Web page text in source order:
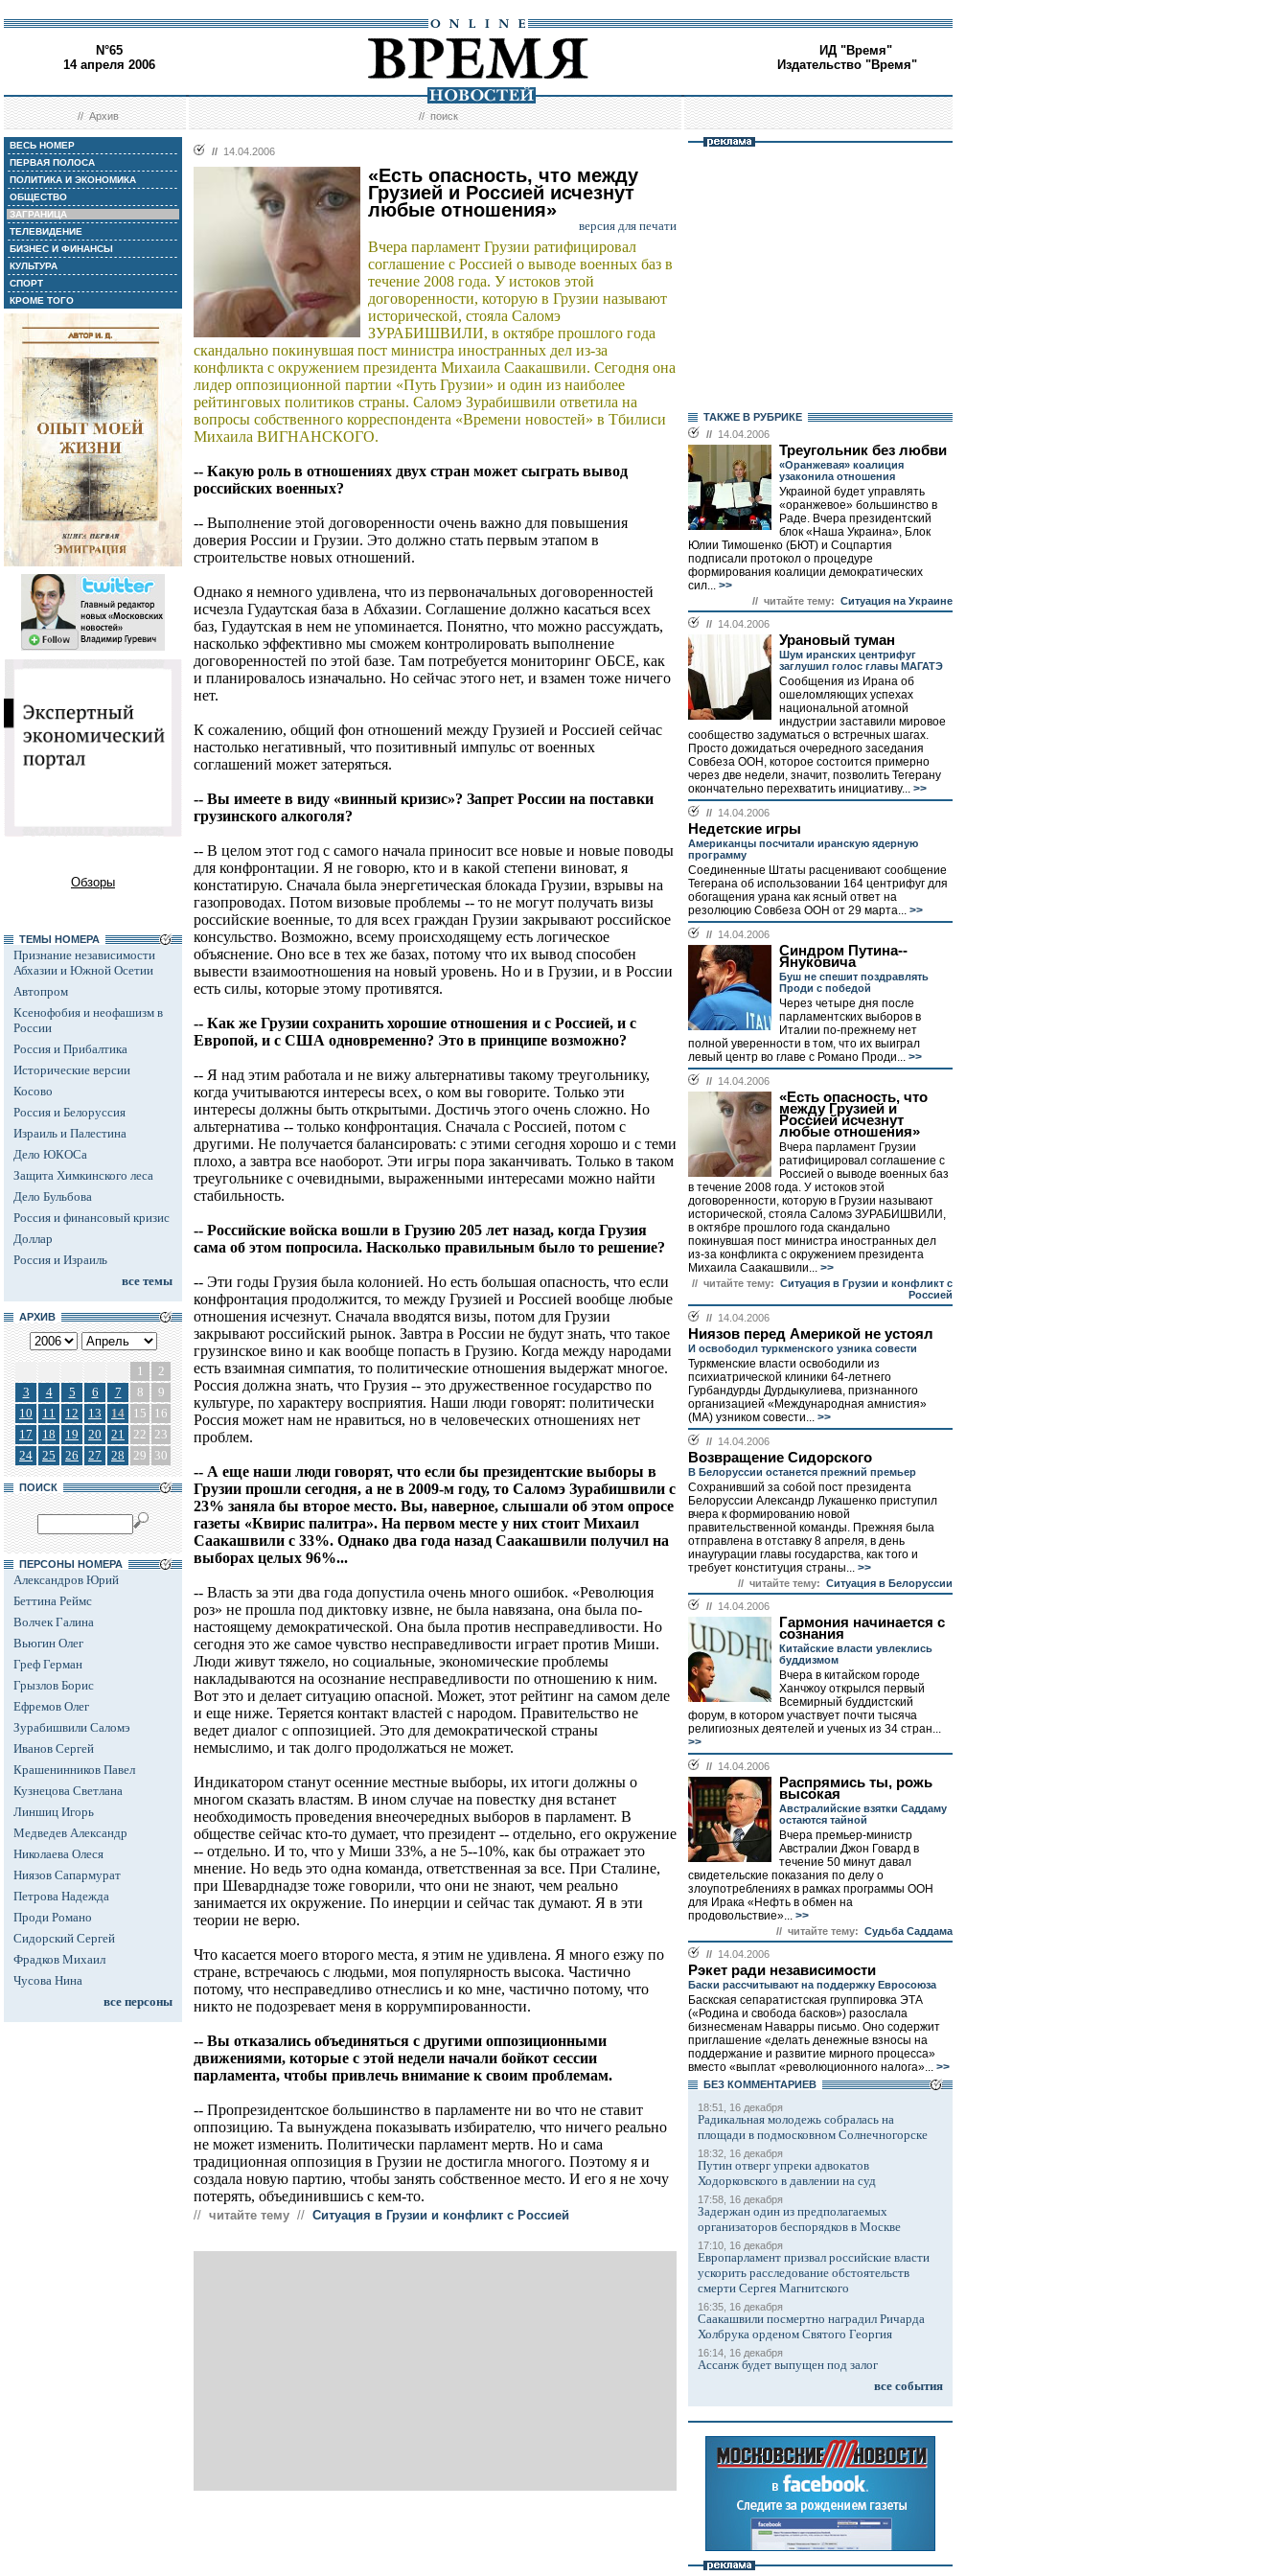
N°65
14 апреля 2006
ИД "Время"
Издательство "Время"
//Архив //поиск
ВЕСЬ НОМЕР
ПЕРВАЯ ПОЛОСА
ПОЛИТИКА И ЭКОНОМИКА
ОБЩЕСТВО
ЗАГРАНИЦА
ТЕЛЕВИДЕНИЕ
БИЗНЕС И ФИНАНСЫ
КУЛЬТУРА
СПОРТ
КРОМЕ ТОГО
Обзоры
ТЕМЫ НОМЕРА
Признание независимости
Абхазии и Южной Осетии
Автопром
Ксенофобия и неофашизм в
России
Россия и Прибалтика
Исторические версии
Косово
Россия и Белоруссия
Израиль и Палестина
Дело ЮКОСа
Защита Химкинского леса
Дело Бульбова
Россия и финансовый кризис
Доллар
Россия и Израиль
все темы
АРХИВ
1
2
3
4 5 6 7 8
9
10
11 12 13 14 15
16
17
18 19 20 21 22 23
24
25 26 27 28 29 30
ПОИСК
ПЕРСОНЫ НОМЕРА
Александров Юрий
Беттина Реймс
Волчек Галина
Вьюгин Олег
Греф Герман
Грызлов Борис
Ефремов Олег
Зурабишвили Саломэ
Иванов Сергей
Крашенинников Павел
Кузнецова Светлана
Линшиц Игорь
Медведев Александр
Николаева Олеся
Ниязов Сапармурат
Петрова Надежда
Проди Романо
Сидорский Сергей
Фрадков Михаил
Чусова Нина
все персоны
// 14.04.2006
«Есть опасность, что между
Грузией и Россией исчезнут
любые отношения»
версия для печати
Вчера парламент Грузии ратифицировал
соглашение с Россией о выводе военных баз в
течение 2008 года. У истоков этой
договоренности, которую в Грузии называют
исторической, стояла Саломэ
ЗУРАБИШВИЛИ, в октябре прошлого года
скандально покинувшая пост министра иностранных дел из-за
конфликта с окружением президента Михаила Саакашвили. Сегодня она
лидер оппозиционной партии «Путь Грузии» и один из наиболее
рейтинговых политиков страны. Саломэ Зурабишвили ответила на
вопросы собственного корреспондента «Времени новостей» в Тбилиси
Михаила ВИГНАНСКОГО.
-- Какую роль в отношениях двух стран может сыграть вывод
российских военных?
-- Выполнение этой договоренности очень важно для повышения
доверия России и Грузии. Это должно стать первым этапом в
строительстве новых отношений.
Однако я немного удивлена, что из первоначальных договоренностей
исчезла Гудаутская база в Абхазии. Соглашение должно касаться всех
баз, Гудаутская в нем не упоминается. Понятно, что можно рассуждать,
насколько эффективно мы сможем контролировать выполнение
договоренностей по этой базе. Там потребуется мониторинг ОБСЕ, как
и планировалось изначально. Но сейчас этого нет, и взамен тоже ничего
нет.
К сожалению, общий фон отношений между Грузией и Россией сейчас
настолько негативный, что позитивный импульс от военных
соглашений может затеряться.
-- Вы имеете в виду «винный кризис»? Запрет России на поставки
грузинского алкоголя?
-- В целом этот год с самого начала приносит все новые и новые поводы
для конфронтации. Я не говорю, кто и в какой степени виноват, я
констатирую. Сначала была энергетическая блокада Грузии, взрывы на
газопроводах. Потом визовые проблемы -- то не могут получать визы
российские военные, то для всех граждан Грузии закрывают российское
консульство. Возможно, всему происходящему есть логическое
объяснение. Оно все в тех же базах, потому что их вывод способен
вывести взаимоотношения на новый уровень. Но и в Грузии, и в России
есть силы, которые этому противятся.
-- Как же Грузии сохранить хорошие отношения и с Россией, и с
Европой, и с США одновременно? Это в принципе возможно?
-- Я над этим работала и не вижу альтернативы такому треугольнику,
когда учитываются интересы всех, о ком вы говорите. Только эти
интересы должны быть открытыми. Достичь этого очень сложно. Но
альтернатива -- только конфронтация. Сначала с Россией, потом с
другими. Не получается балансировать: с этими сегодня хорошо и с теми
плохо, а завтра все наоборот. Эти игры пора заканчивать. Только в таком
треугольнике с очевидными, выраженными интересами можно найти
стабильность.
-- Российские войска вошли в Грузию 205 лет назад, когда Грузия
сама об этом попросила. Насколько правильным было то решение?
-- Эти годы Грузия была колонией. Но есть большая опасность, что если
конфронтация продолжится, то между Грузией и Россией вообще любые
отношения исчезнут. Сначала вводятся визы, потом для Грузии
закрывают российский рынок. Завтра в России не будут знать, что такое
грузинское вино и как вообще попасть в Грузию. Когда между народами
есть взаимная симпатия, то политические отношения выдержат многое.
Россия должна знать, что Грузия -- это дружественное государство по
культуре, по характеру восприятия. Наши люди говорят: политически
Россия может нам не нравиться, но в человеческих отношениях нет
проблем.
-- А еще наши люди говорят, что если бы президентские выборы в
Грузии прошли сегодня, а не в 2009-м году, то Саломэ Зурабишвили с
23% заняла бы второе место. Вы, наверное, слышали об этом опросе
газеты «Квирис палитра». На первом месте у них стоит Михаил
Саакашвили с 33%. Однако два года назад Саакашвили получил на
выборах целых 96%...
-- Власть за эти два года допустила очень много ошибок. «Революция
роз» не прошла под диктовку извне, не была навязана, она была по-
настоящему демократической. Она была против несправедливости. Но
сегодня это же самое чувство несправедливости играет против Миши.
Люди живут тяжело, но социальные, экономические проблемы
накладываются на осознание несправедливости по отношению к ним.
Вот это и делает ситуацию опасной. Может, этот рейтинг на самом деле
и еще ниже. Теряется контакт властей с народом. Правительство не
ведет диалог с оппозицией. Это для демократической страны
немыслимо, и так долго продолжаться не может.
Индикатором станут осенние местные выборы, их итоги должны о
многом сказать властям. В ином случае на повестку дня встанет
необходимость проведения внеочередных выборов в парламент. В
обществе сейчас кто-то думает, что президент -- отдельно, его окружение
-- отдельно. И то, что у Миши 33%, а не 5--10%, как бы отражает это
мнение. Но ведь это одна команда, ответственная за все. При Сталине,
при Шеварднадзе тоже говорили, что они не знают, чем реально
занимается их окружение. По инерции и сейчас так думают. Я в эти
теории не верю.
Что касается моего второго места, я этим не удивлена. Я много езжу по
стране, встречаюсь с людьми, моя популярность высока. Частично
потому, что несправедливо отнеслись и ко мне, частично потому, что
никто не подозревает меня в коррумпированности.
-- Вы отказались объединяться с другими оппозиционными
движениями, которые с этой недели начали бойкот сессии
парламента, чтобы привлечь внимание к своим проблемам.
-- Пропрезидентское большинство в парламенте ни во что не ставит
оппозицию. Та вынуждена показывать избирателю, что ничего реально
не может изменить. Политически парламент мертв. Но и сама
традиционная оппозиция в Грузии не достигла многого. Поэтому я и
создала новую партию, чтобы занять собственное место. И его я не хочу
потерять, объединившись с кем-то.
// читайте тему // Ситуация в Грузии и конфликт с Россией
ТАКЖЕ В РУБРИКЕ
// 14.04.2006
Треугольник без любви
«Оранжевая» коалиция
узаконила отношения
Украиной будет управлять
«оранжевое» большинство в
Раде. Вчера президентский
блок «Наша Украина», Блок
Юлии Тимошенко (БЮТ) и Соцпартия
подписали протокол о процедуре
формирования коалиции демократических
сил... >>
// читайте тему: Ситуация на Украине
// 14.04.2006
Урановый туман
Шум иранских центрифуг
заглушил голос главы МАГАТЭ
Сообщения из Ирана об
ошеломляющих успехах
национальной атомной
индустрии заставили мировое
сообщество задуматься о встречных шагах.
Просто дожидаться очередного заседания
Совбеза ООН, которое состоится примерно
через две недели, значит, позволить Тегерану
окончательно перехватить инициативу... >>
// 14.04.2006
Недетские игры
Американцы посчитали иранскую ядерную
программу
Соединенные Штаты расценивают сообщение
Тегерана об использовании 164 центрифуг для
обогащения урана как ясный ответ на
резолюцию Совбеза ООН от 29 марта... >>
// 14.04.2006
Синдром Путина--
Януковича
Буш не спешит поздравлять
Проди с победой
Через четыре дня после
парламентских выборов в
Италии по-прежнему нет
полной уверенности в том, что их выиграл
левый центр во главе с Романо Проди... >>
// 14.04.2006
«Есть опасность, что
между Грузией и
Россией исчезнут
любые отношения»
Вчера парламент Грузии
ратифицировал соглашение с
Россией о выводе военных баз
в течение 2008 года. У истоков этой
договоренности, которую в Грузии называют
исторической, стояла Саломэ ЗУРАБИШВИЛИ,
в октябре прошлого года скандально
покинувшая пост министра иностранных дел
из-за конфликта с окружением президента
Михаила Саакашвили... >>
// читайте тему: Ситуация в Грузии и конфликт с
Россией
// 14.04.2006
Ниязов перед Америкой не устоял
И освободил туркменского узника совести
Туркменские власти освободили из
психиатрической клиники 64-летнего
Гурбандурды Дурдыкулиева, признанного
организацией «Международная амнистия»
(МА) узником совести... >>
// 14.04.2006
Возвращение Сидорского
В Белоруссии останется прежний премьер
Сохранивший за собой пост президента
Белоруссии Александр Лукашенко приступил
вчера к формированию новой
правительственной команды. Прежняя была
отправлена в отставку 8 апреля, в день
инаугурации главы государства, как того и
требует конституция страны... >>
// читайте тему: Ситуация в Белоруссии
// 14.04.2006
Гармония начинается с
сознания
Китайские власти увлеклись
буддизмом
Вчера в китайском городе
Ханчжоу открылся первый
Всемирный буддистский
форум, в котором участвует почти тысяча
религиозных деятелей и ученых из 34 стран...
>>
// 14.04.2006
Распрямись ты, рожь
высокая
Австралийские взятки Саддаму
остаются тайной
Вчера премьер-министр
Австралии Джон Говард в
течение 50 минут давал
свидетельские показания по делу о
злоупотреблениях в рамках программы ООН
для Ирака «Нефть в обмен на
продовольствие»... >>
// читайте тему: Судьба Саддама
// 14.04.2006
Рэкет ради независимости
Баски рассчитывают на поддержку Евросоюза
Баскская сепаратистская группировка ЭТА
(«Родина и свобода басков») разослала
бизнесменам Наварры письмо. Оно содержит
приглашение «делать денежные взносы на
поддержание и развитие мирного процесса»
вместо «выплат «революционного налога»... >>
БЕЗ КОМMЕНТАРИЕВ
18:51, 16 декабря
Радикальная молодежь собралась на
площади в подмосковном Солнечногорске
18:32, 16 декабря
Путин отверг упреки адвокатов
Ходорковского в давлении на суд
17:58, 16 декабря
Задержан один из предполагаемых
организаторов беспорядков в Москве
17:10, 16 декабря
Европарламент призвал российские власти
ускорить расследование обстоятельств
смерти Сергея Магнитского
16:35, 16 декабря
Саакашвили посмертно наградил Ричарда
Холбрука орденом Святого Георгия
16:14, 16 декабря
Ассанж будет выпущен под залог
все события